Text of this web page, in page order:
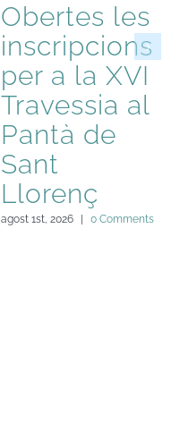
Obertes les
inscripcions
per a la XVI
Travessia al
Pantà de
Sant
Llorenç
agost 1st, 2026 0 Comments